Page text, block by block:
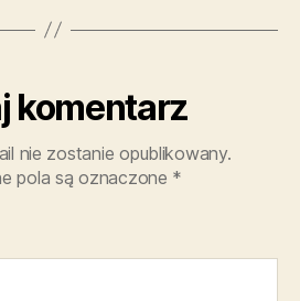
komentarz
nie zostanie opublikowany.
pola są oznaczone *